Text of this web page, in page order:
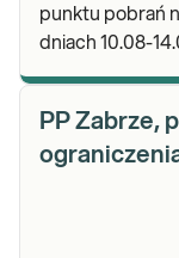
punktu pobrań
dniach 10.08-
PP Zabrze,